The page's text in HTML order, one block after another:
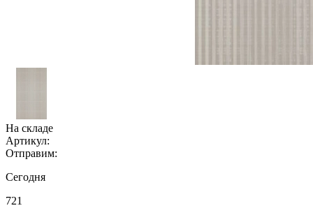
На складе
Артикул:
Отправим:
Сегодня
721